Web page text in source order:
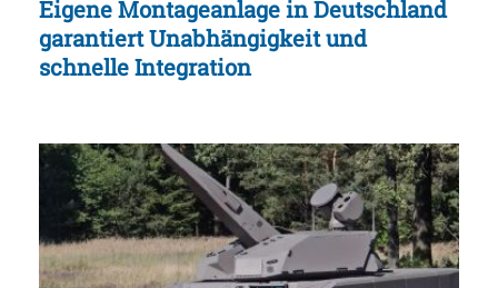
Eigene Montageanlage in Deutschland
garantiert Unabhängigkeit und
schnelle Integration